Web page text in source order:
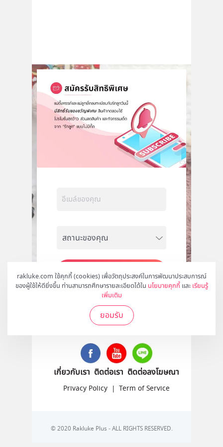
rakluke.com ใช้คุกกี้ (cookies) เพื่อวัตถุประสงค์ในการพัฒนาประสบการณ์
ของผู้ใช้ให้ดียิ่งขึ้น ท่านสามารถศึกษารายละเอียดได้ใน นโยบายคุกกี้ และ เรียนรู้
เพิ่มเติม
ยอมรับ
สมัคร
ติดตามเราได้ที่
เกี่ยวกับเรา ติดต่อเรา ติดต่อลงโฆษณา
Privacy Policy | Term of Service
© 2020 Rakluke Plus - ALL RIGHTS RESERVED.